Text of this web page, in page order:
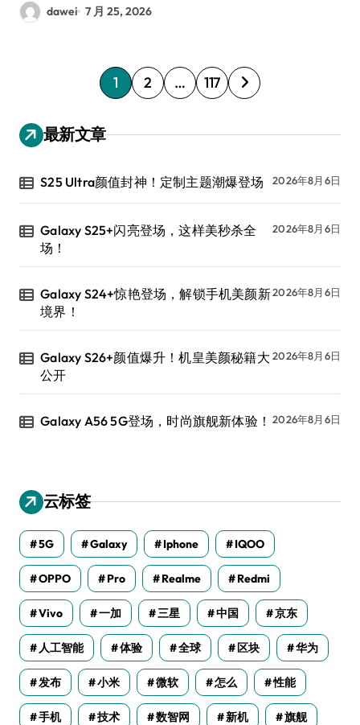
dawei 7 月 25, 2026
文
章
分
1 2 … 117
最新文章
S25 Ultra颜值封神！定制主题潮爆登场 2026年8月6日
Galaxy S25+闪亮登场，这样美秒杀全
场！
2026年8月6日
Galaxy S24+惊艳登场，解锁手机美颜新
境界！
2026年8月6日
Galaxy S26+颜值爆升！机皇美颜秘籍大
公开
2026年8月6日
Galaxy A56 5G登场，时尚旗舰新体验！ 2026年8月6日
云标签
5G Galaxy Iphone IQOO
OPPO Pro Realme Redmi
Vivo 一加 三星 中国 京东
人工智能 体验 全球 区块 华为
发布 小米 微软 怎么 性能
手机 技术 数智网 新机 旗舰